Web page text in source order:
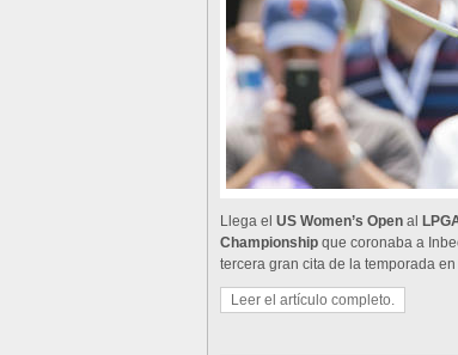
Llega el US Women’s Open al
Championship que coronaba a
tercera gran cita de la temporada
Leer el artículo completo.